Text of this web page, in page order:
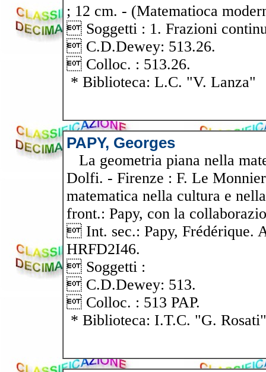
; 12 cm. - (Matematioca
 Soggetti : 1. Frazioni
 C.D.Dewey: 513.26.
 Colloc. : 513.26.
* Biblioteca: L.C. "V. Lanza"
PAPY, Georges
La geometria piana nella
Dolfi. - Firenze : F. Le
matematica nella cultura e
front.: Papy, con la
 Int. sec.: Papy, Frédérique.
HRFD2I46.
 Soggetti :
 C.D.Dewey: 513.
 Colloc. : 513 PAP.
* Biblioteca: I.T.C. "G. Rosati"